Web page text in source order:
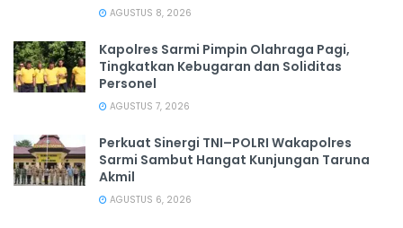
AGUSTUS 8, 2026
Kapolres Sarmi Pimpin Olahraga Pagi,
Tingkatkan Kebugaran dan Soliditas
Personel
AGUSTUS 7, 2026
Perkuat Sinergi TNI–POLRI Wakapolres
Sarmi Sambut Hangat Kunjungan Taruna
Akmil
AGUSTUS 6, 2026